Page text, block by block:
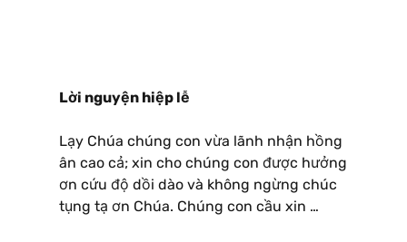
Lời nguyện hiệp lễ
Lạy Chúa chúng con vừa lãnh nhận hồng
ân cao cả; xin cho chúng con được hưởng
ơn cứu độ dồi dào và không ngừng chúc
tụng tạ ơn Chúa. Chúng con cầu xin …